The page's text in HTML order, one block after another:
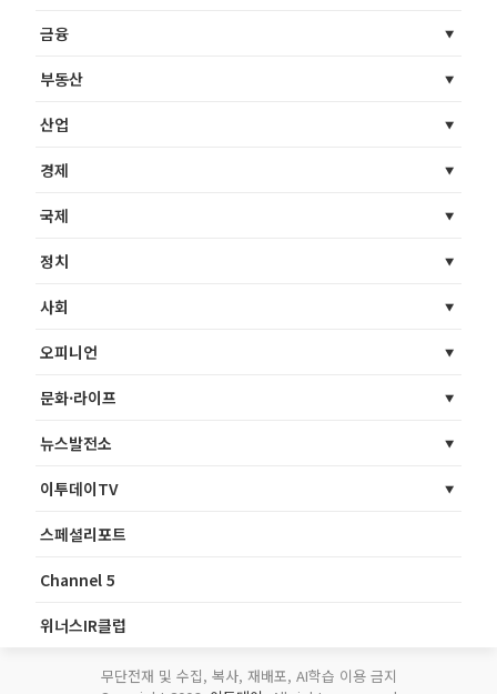
금융
부동산
산업
경제
국제
정치
사회
오피니언
문화·라이프
뉴스발전소
이투데이TV
스페셜리포트
Channel 5
위너스IR클럽
무단전재 및 수집, 복사, 재배포, AI학습 이용 금지